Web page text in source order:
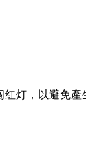
灯，以避免產